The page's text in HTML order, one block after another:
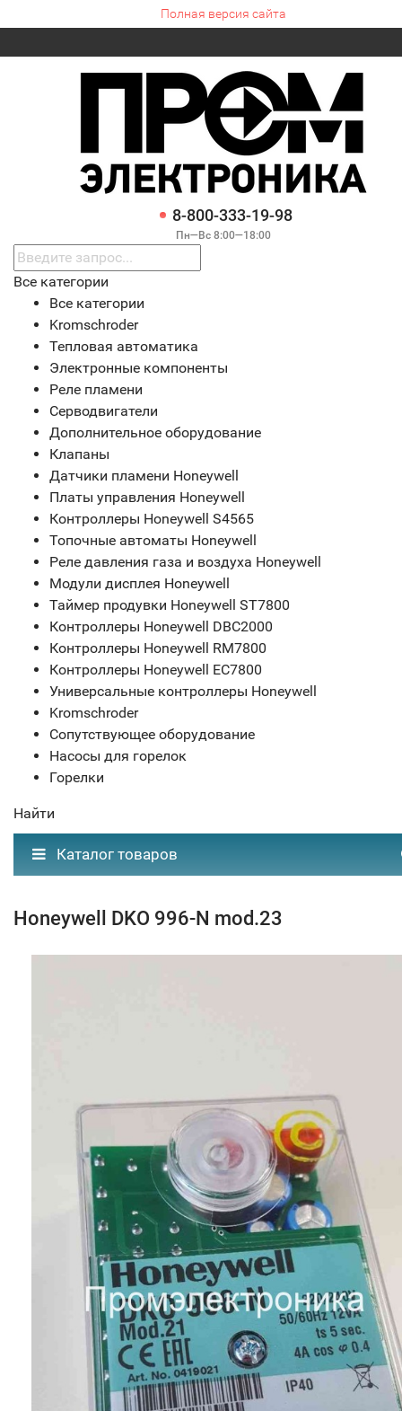
Полная версия сайта
8-800-333-19-98
Пн—Вс 8:00—18:00
Все категории
Все категории
Kromschroder
Тепловая автоматика
Электронные компоненты
Реле пламени
Серводвигатели
Дополнительное оборудование
Клапаны
Датчики пламени Honeywell
Платы управления Honeywell
Контроллеры Honeywell S4565
Топочные автоматы Honeywell
Реле давления газа и воздуха Honeywell
Модули дисплея Honeywell
Таймер продувки Honeywell ST7800
Контроллеры Honeywell DBC2000
Контроллеры Honeywell RM7800
Контроллеры Honeywell EC7800
Универсальные контроллеры Honeywell
Kromschroder
Сопутствующее оборудование
Насосы для горелок
Горелки
Найти
Каталог товаров
Honeywell DKO 996-N mod.23